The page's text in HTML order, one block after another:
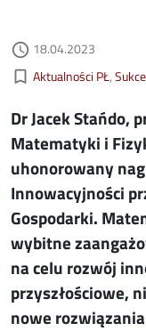
access_time Data dodania
18.04.2023
bookmark_border Kategorie aktualności
Aktualności PŁ
Dr Jacek Stańdo,
Matematyki i
uhonorowany
Innowacyjności
Gospodarki.
wybitne
na celu rozwój
przyszłościowe,
nowe